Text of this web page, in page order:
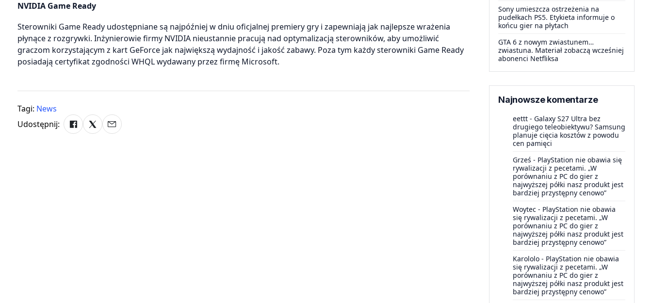
NVIDIA Game Ready
Sterowniki Game Ready udostępniane są najpóźniej w dniu oficjalnej premiery gry i zapewniają jak najlepsze wrażenia
płynące z rozgrywki. Inżynierowie firmy NVIDIA nieustannie pracują nad optymalizacją sterowników, aby umożliwić
graczom korzystającym z kart GeForce jak największą wydajność i jakość zabawy. Poza tym każdy sterowniki Game Ready
posiadają certyfikat zgodności WHQL wydawany przez firmę Microsoft.
Tagi: News
Udostępnij:
Sony umieszcza ostrzeżenia na
pudełkach PS5. Etykieta informuje o
końcu gier na płytach
GTA 6 z nowym zwiastunem…
zwiastuna. Materiał zobaczą wcześniej
abonenci Netfliksa
Najnowsze komentarze
eettt - Galaxy S27 Ultra bez
drugiego teleobiektywu? Samsung
planuje cięcia kosztów z powodu
cen pamięci
Grześ - PlayStation nie obawia się
rywalizacji z pecetami. „W
porównaniu z PC do gier z
najwyższej półki nasz produkt jest
bardziej przystępny cenowo”
Woytec - PlayStation nie obawia
się rywalizacji z pecetami. „W
porównaniu z PC do gier z
najwyższej półki nasz produkt jest
bardziej przystępny cenowo”
Karololo - PlayStation nie obawia
się rywalizacji z pecetami. „W
porównaniu z PC do gier z
najwyższej półki nasz produkt jest
bardziej przystępny cenowo”